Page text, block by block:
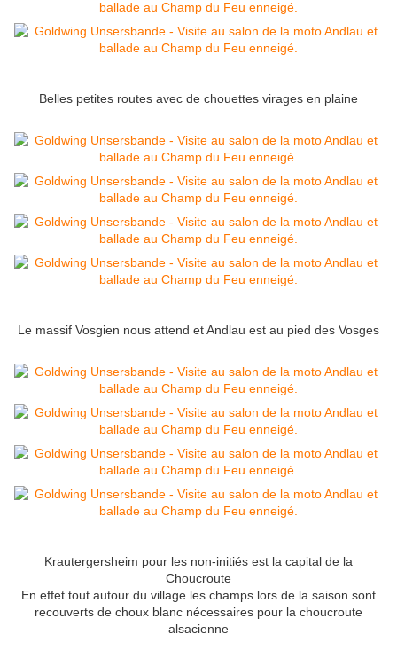
Belles petites routes avec de chouettes virages en plaine
Le massif Vosgien nous attend et Andlau est au pied des Vosges
Krautergersheim pour les non-initiés est la capital de la
Choucroute
En effet tout autour du village les champs lors de la saison sont
recouverts de choux blanc nécessaires pour la choucroute
alsacienne